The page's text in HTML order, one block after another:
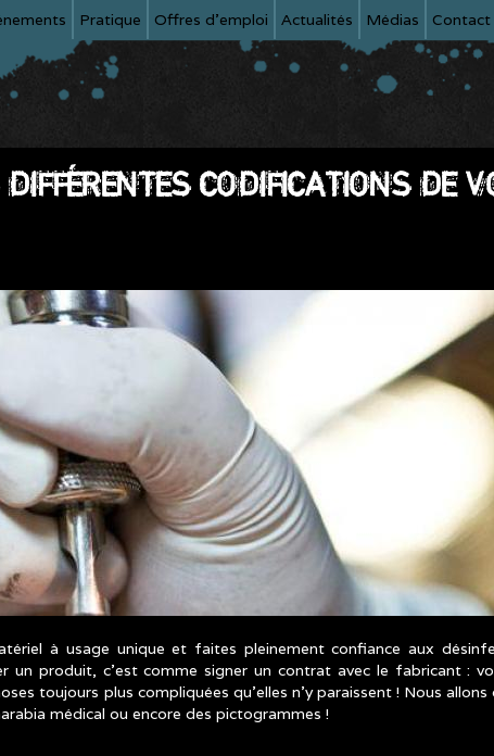
Pratique Offres d'emploi Actualités Médias Contact
CODIFICATIONS DE
à usage unique et faites pleinement confiance aux
un produit, c’est comme signer un contrat avec le fabricant :
toujours plus compliquées qu’elles n’y paraissent ! Nous
médical ou encore des pictogrammes !